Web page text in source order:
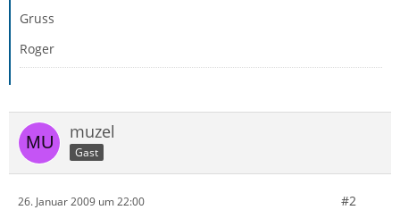
Gruss
Roger
muzel
Gast
26. Januar 2009 um 22:00 #2